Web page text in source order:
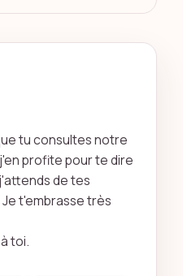
tu consultes notre
profite pour te dire
de tes
t'embrasse très
toi.